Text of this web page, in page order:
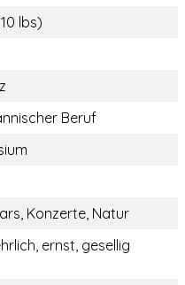
lbs)
Beruf
Konzerte, Natur
ernst, gesellig